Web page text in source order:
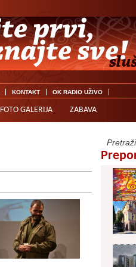
KONTAKT OK RADIO UŽIVO
FOTO GALERIJA ZABAVA